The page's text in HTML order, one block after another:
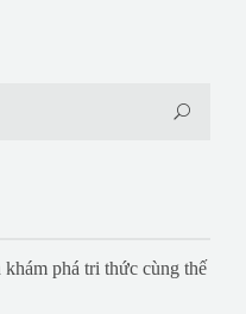
phá tri thức cùng thế